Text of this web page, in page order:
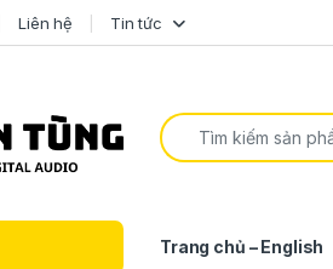
Liên hệ Tin tức
Trang chủ – English